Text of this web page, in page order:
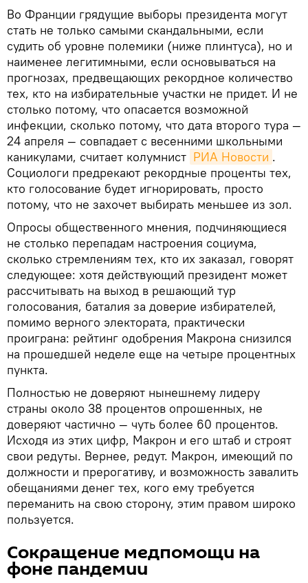
Во Франции грядущие выборы президента могут
стать не только самыми скандальными, если
судить об уровне полемики (ниже плинтуса), но и
наименее легитимными, если основываться на
прогнозах, предвещающих рекордное количество
тех, кто на избирательные участки не придет. И не
столько потому, что опасается возможной
инфекции, сколько потому, что дата второго тура —
24 апреля — совпадает с весенними школьными
каникулами, считает колумнист РИА Новости .
Социологи предрекают рекордные проценты тех,
кто голосование будет игнорировать, просто
потому, что не захочет выбирать меньшее из зол.
Опросы общественного мнения, подчиняющиеся
не столько перепадам настроения социума,
сколько стремлениям тех, кто их заказал, говорят
следующее: хотя действующий президент может
рассчитывать на выход в решающий тур
голосования, баталия за доверие избирателей,
помимо верного электората, практически
проиграна: рейтинг одобрения Макрона снизился
на прошедшей неделе еще на четыре процентных
пункта.
Полностью не доверяют нынешнему лидеру
страны около 38 процентов опрошенных, не
доверяют частично — чуть более 60 процентов.
Исходя из этих цифр, Макрон и его штаб и строят
свои редуты. Вернее, редут. Макрон, имеющий по
должности и прерогативу, и возможность завалить
обещаниями денег тех, кого ему требуется
переманить на свою сторону, этим правом широко
пользуется.
Сокращение медпомощи на
фоне пандемии